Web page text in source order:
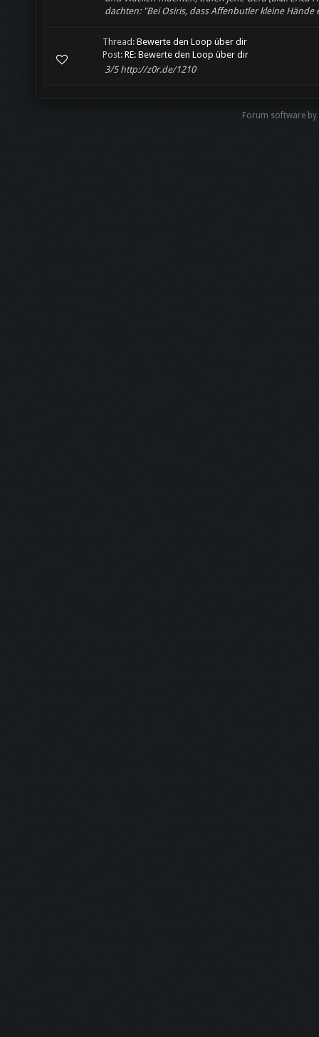
dachten: "Bei Osiris, dass Affenbutler kleine Hände
Thread: Bewerte den Loop über dir
Post: RE: Bewerte den Loop über dir
3/5 http://z0r.de/1210
Forum software